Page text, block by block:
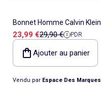
Bonnet Homme Calvin Klein
Jeans
Prix de vente
23,99 €Prix de référence
29,90 € PDR
Ajouter au panier
Vendu par Espace Des Marques